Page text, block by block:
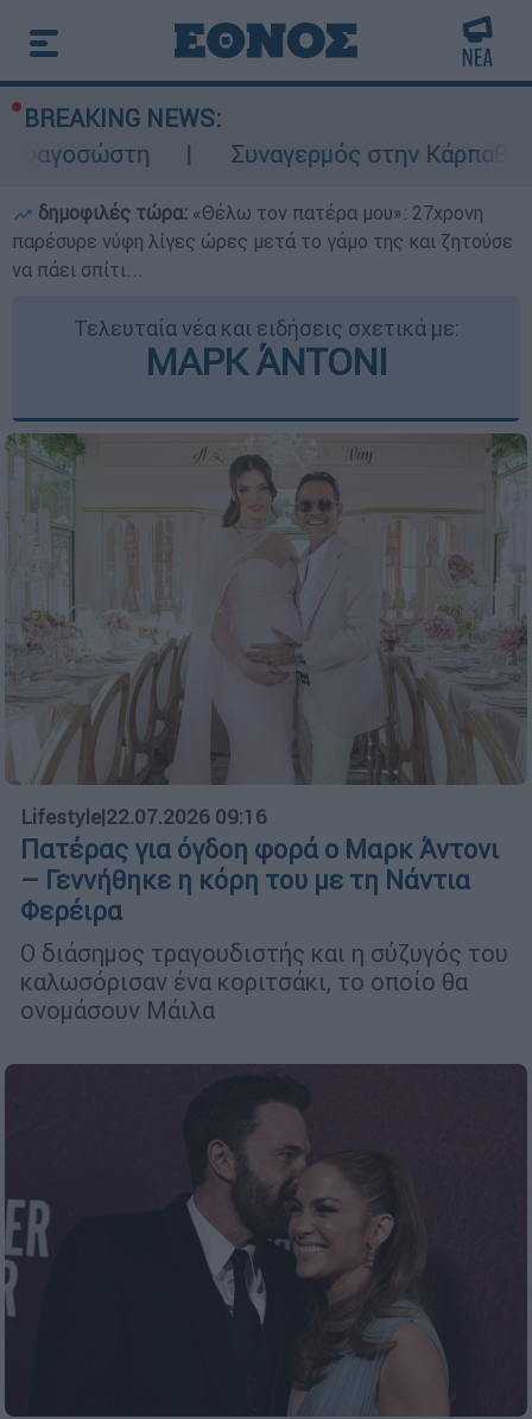
BREAKING NEWS:
Συναγερμός στην Κάρπαθο: Βρέθηκαν
δημοφιλές τώρα: «Θέλω τον πατέρα μου»: 27χρονη
παρέσυρε νύφη λίγες ώρες μετά το γάμο της και ζητούσε
να πάει σπίτι...
Τελευταία νέα και ειδήσεις σχετικά με:
ΜΑΡΚ ΆΝΤΟΝΙ
Lifestyle|22.07.2026 09:16
Πατέρας για όγδοη φορά ο Μαρκ Άντονι
– Γεννήθηκε η κόρη του με τη Νάντια
Φερέιρα
Ο διάσημος τραγουδιστής και η σύζυγός του
καλωσόρισαν ένα κοριτσάκι, το οποίο θα
ονομάσουν Μάιλα